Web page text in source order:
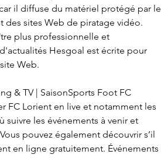
il diffuse du matériel protégé par le
sites Web de piratage vidéo.
plus professionnelle et
Hesgoal est écrite pour
Web.
& TV | SaisonSports Foot FC
FC Lorient en live et notamment les
les événements à venir et
pouvez également découvrir s’il
en ligne gratuitement. Événements